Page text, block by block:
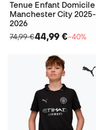
Tenue Enfant Domicile
Manchester City 2025-
2026
74,99 €44,99 €−40%